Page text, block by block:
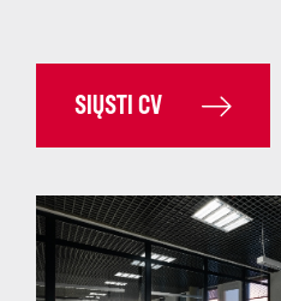
SIŲSTI CV